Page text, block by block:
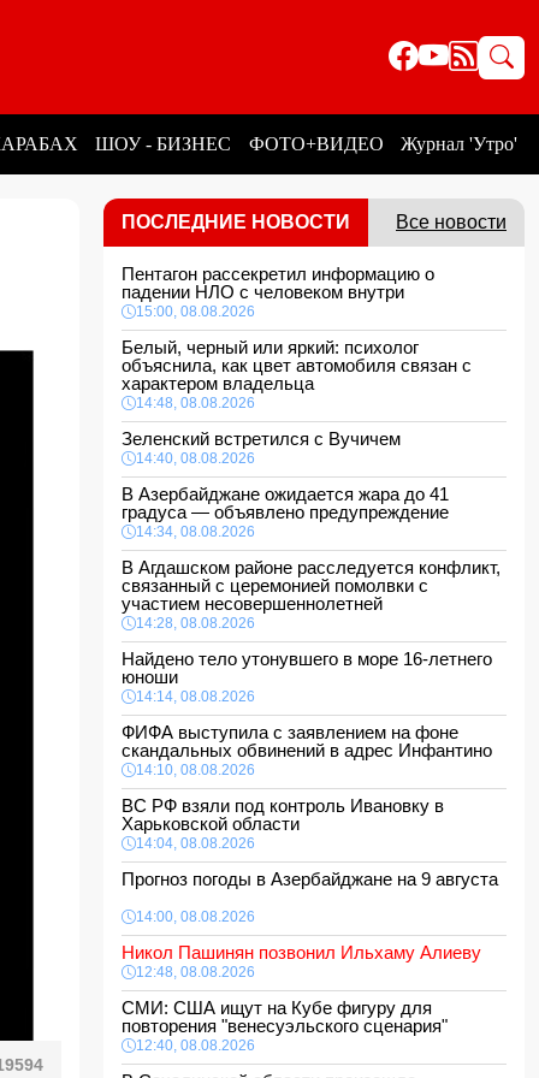
ШОУ - БИЗНЕС ФОТО+ВИДЕО Журнал 'Утро'
ПОСЛЕДНИЕ НОВОСТИ Все новости
Пентагон рассекретил информацию о
падении НЛО с человеком внутри
15:00, 08.08.2026
Белый, черный или яркий: психолог
объяснила, как цвет автомобиля связан с
характером владельца
14:48, 08.08.2026
Зеленский встретился с Вучичем
14:40, 08.08.2026
В Азербайджане ожидается жара до 41
градуса — объявлено предупреждение
14:34, 08.08.2026
В Агдашском районе расследуется конфликт,
связанный с церемонией помолвки с
участием несовершеннолетней
14:28, 08.08.2026
Найдено тело утонувшего в море 16-летнего
юноши
14:14, 08.08.2026
ФИФА выступила с заявлением на фоне
скандальных обвинений в адрес Инфантино
14:10, 08.08.2026
ВС РФ взяли под контроль Ивановку в
Харьковской области
14:04, 08.08.2026
Прогноз погоды в Азербайджане на 9 августа
14:00, 08.08.2026
Никол Пашинян позвонил Ильхаму Алиеву
12:48, 08.08.2026
СМИ: США ищут на Кубе фигуру для
повторения "венесуэльского сценария"
12:40, 08.08.2026